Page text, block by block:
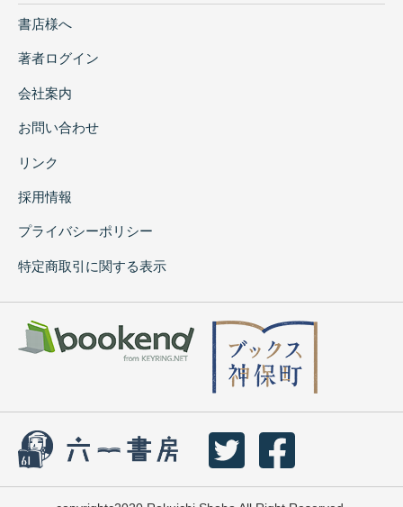
書店様へ
著者ログイン
会社案内
お問い合わせ
リンク
採用情報
プライバシーポリシー
特定商取引に関する表示